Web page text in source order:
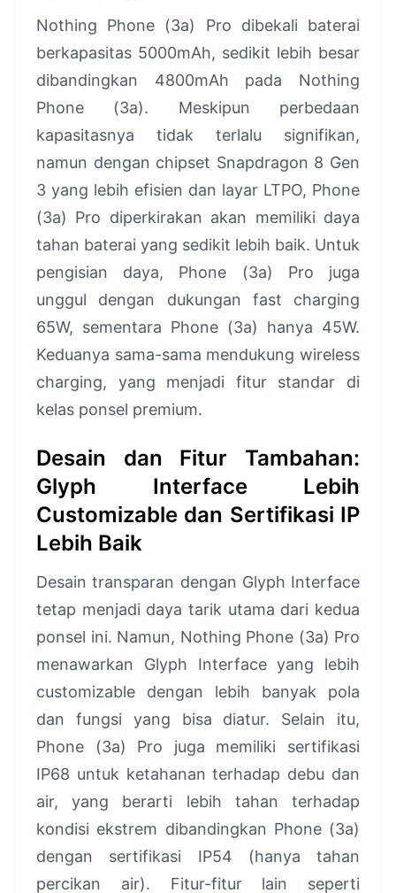
Nothing Phone (3a) Pro dibekali baterai
berkapasitas 5000mAh, sedikit lebih besar
dibandingkan 4800mAh pada Nothing
Phone (3a). Meskipun perbedaan
kapasitasnya tidak terlalu signifikan,
namun dengan chipset Snapdragon 8 Gen
3 yang lebih efisien dan layar LTPO, Phone
(3a) Pro diperkirakan akan memiliki daya
tahan baterai yang sedikit lebih baik. Untuk
pengisian daya, Phone (3a) Pro juga
unggul dengan dukungan fast charging
65W, sementara Phone (3a) hanya 45W.
Keduanya sama-sama mendukung wireless
charging, yang menjadi fitur standar di
kelas ponsel premium.
Desain dan Fitur Tambahan:
Glyph Interface Lebih
Customizable dan Sertifikasi IP
Lebih Baik
Desain transparan dengan Glyph Interface
tetap menjadi daya tarik utama dari kedua
ponsel ini. Namun, Nothing Phone (3a) Pro
menawarkan Glyph Interface yang lebih
customizable dengan lebih banyak pola
dan fungsi yang bisa diatur. Selain itu,
Phone (3a) Pro juga memiliki sertifikasi
IP68 untuk ketahanan terhadap debu dan
air, yang berarti lebih tahan terhadap
kondisi ekstrem dibandingkan Phone (3a)
dengan sertifikasi IP54 (hanya tahan
percikan air). Fitur-fitur lain seperti